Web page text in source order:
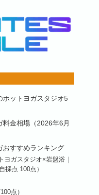
ホットヨガスタジオ5
金相場（2026年6月
おすすめランキング
ヨガスタジオ×岩盤浴｜
採点 100点）
点）